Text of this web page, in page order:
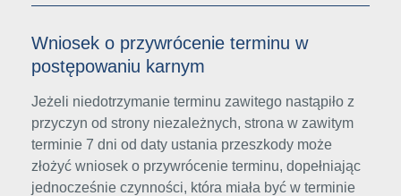
Wniosek o przywrócenie terminu w
postępowaniu karnym
Jeżeli niedotrzymanie terminu zawitego nastąpiło z
przyczyn od strony niezależnych, strona w zawitym
terminie 7 dni od daty ustania przeszkody może
złożyć wniosek o przywrócenie terminu, dopełniając
jednocześnie czynności, która miała być w terminie